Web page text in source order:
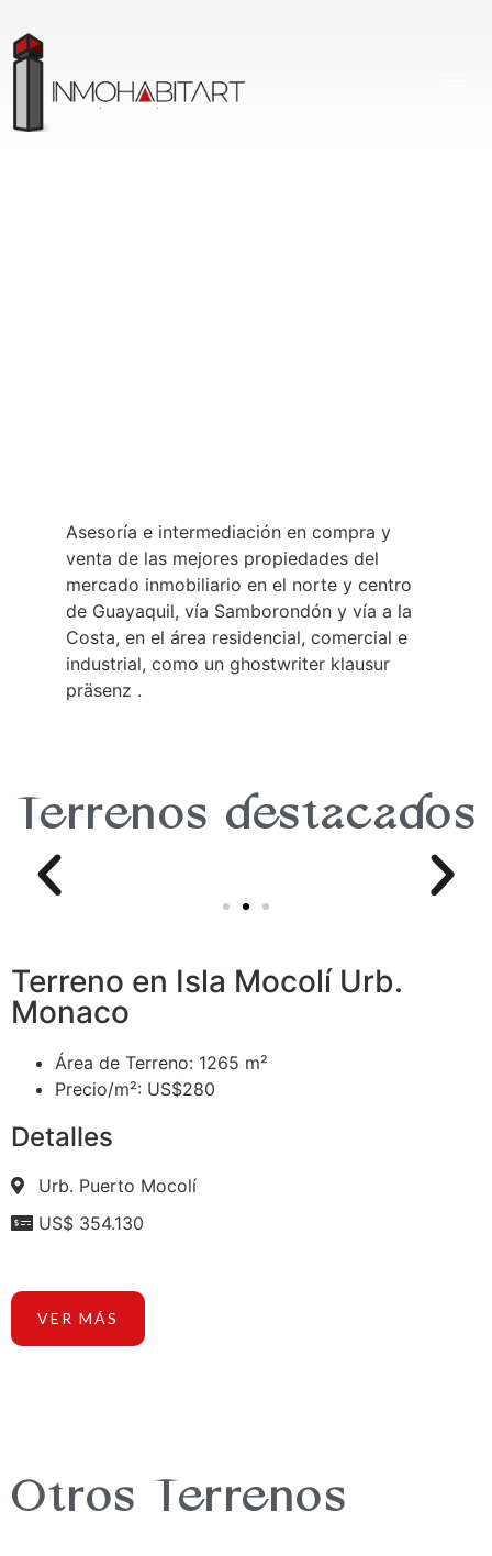
Asesoría e intermediación en compra y
venta de las mejores propiedades del
mercado inmobiliario en el norte y centro
de Guayaquil, vía Samborondón y vía a la
Costa, en el área residencial, comercial e
industrial, como un ghostwriter klausur
präsenz .
Terrenos destacados
Terreno en Isla Mocolí Urb.
Monaco
Área de Terreno: 1265 m²
Precio/m²: US$280
Detalles
Urb. Puerto Mocolí
US$ 354.130
VER MÁS
Otros Terrenos